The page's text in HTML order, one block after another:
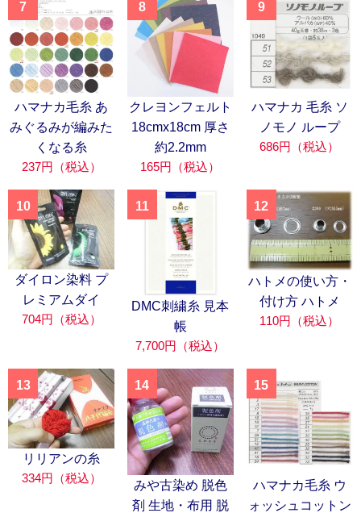
7
ハマナカ毛糸 あ
みぐるみが編みた
くなる糸
237円（税込）
8
クレヨンフェルト
18cmx18cm 厚さ
約2.2mm
165円（税込）
9
ハマナカ 毛糸 ソ
ノモノ ループ
686円（税込）
10
ダイロン染料 プ
レミアムダイ
704円（税込）
11
DMC刺繍糸 見本
帳
7,700円（税込）
12
ハトメの使い方・
付け方 ハトメ
110円（税込）
13
リリアンの糸
334円（税込）
14
みや古染め 脱色
剤 生地・布用 脱
15
ハマナカ毛糸 ウ
ォッシュコットン